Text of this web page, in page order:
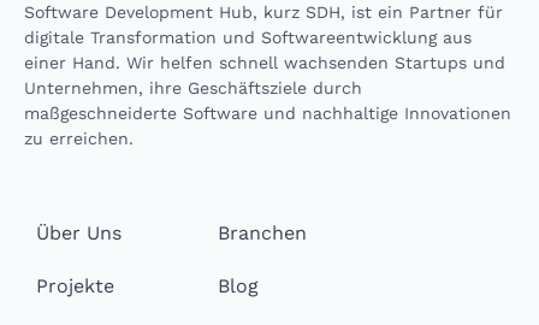
Software Development Hub, kurz SDH, ist ein Partner für
digitale Transformation und Softwareentwicklung aus
einer Hand. Wir helfen schnell wachsenden Startups und
Unternehmen, ihre Geschäftsziele durch
maßgeschneiderte Software und nachhaltige Innovationen
zu erreichen.
Über Uns
Projekte
Branchen
Blog